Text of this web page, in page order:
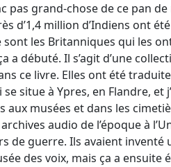
pas grand-chose de ce pan
d’1,4 million d’Indiens ont
les Britanniques qui les
a débuté. Il s’agit d’une
ce livre. Elles ont été
situe à Ypres, en Flandre,
aux musées et dans les
audio de l’époque à
de guerre. Ils avaient inventé
des voix, mais ça a ensuite